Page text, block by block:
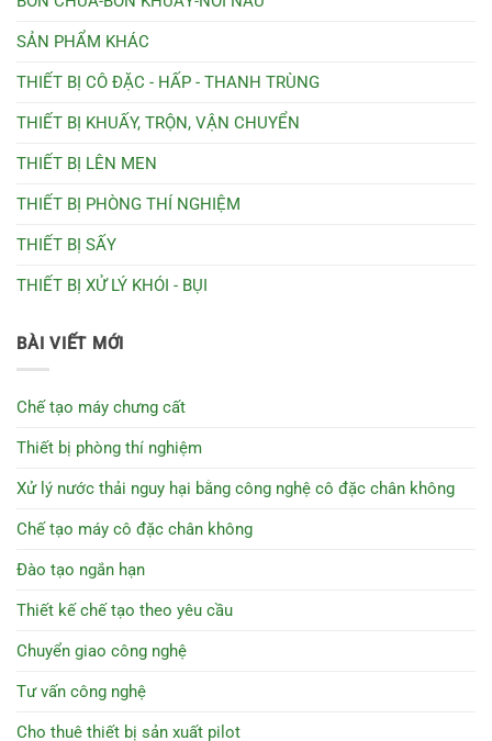
SẢN PHẨM KHÁC
THIẾT BỊ CÔ ĐẶC - HẤP - THANH TRÙNG
THIẾT BỊ KHUẤY, TRỘN, VẬN CHUYỂN
THIẾT BỊ LÊN MEN
THIẾT BỊ PHÒNG THÍ NGHIỆM
THIẾT BỊ SẤY
THIẾT BỊ XỬ LÝ KHÓI - BỤI
BÀI VIẾT MỚI
Chế tạo máy chưng cất
Thiết bị phòng thí nghiệm
Xử lý nước thải nguy hại bằng công nghệ cô đặc chân không
Chế tạo máy cô đặc chân không
Đào tạo ngắn hạn
Thiết kế chế tạo theo yêu cầu
Chuyển giao công nghệ
Tư vấn công nghệ
Cho thuê thiết bị sản xuất pilot